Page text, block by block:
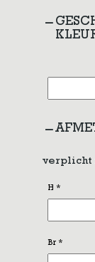
verplicht
H *
Br *